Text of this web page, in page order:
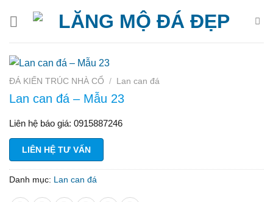
ĐÁ KIẾN TRÚC NHÀ CỔ / Lan can đá
Lan can đá – Mẫu 23
Liên hệ báo giá: 0915887246
LIÊN HỆ TƯ VẤN
Danh mục: Lan can đá